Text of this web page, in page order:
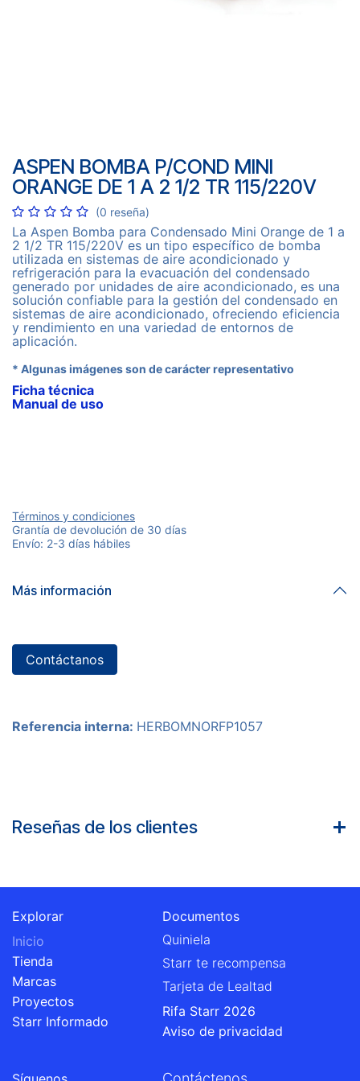
ASPEN BOMBA P/COND MINI
ORANGE DE 1 A 2 1/2 TR 115/220V
(0 reseña)
La Aspen Bomba para Condensado Mini Orange de 1 a
2 1/2 TR 115/220V es un tipo específico de bomba
utilizada en sistemas de aire acondicionado y
refrigeración para la evacuación del condensado
generado por unidades de aire acondicionado, es una
solución confiable para la gestión del condensado en
sistemas de aire acondicionado, ofreciendo eficiencia
y rendimiento en una variedad de entornos de
aplicación.
* Algunas imágenes son de carácter representativo
Ficha técnica
Manual de uso
Términos y condiciones
Grantía de devolución de 30 días
Envío: 2-3 días hábiles
Más información
Contáctanos
Referencia interna: HERBOMNORFP1057
Reseñas de los clientes
Explorar
Inicio
Tienda
Marcas
Proyectos
Starr Informado
Documentos
Quiniela
Starr te recompensa
Tarjeta de Lealtad
Rifa Starr 2026
Aviso de privacidad